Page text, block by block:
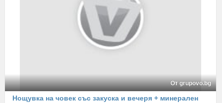
От grupovo.bg
Нощувка на човек със закуска и вечеря + минерален